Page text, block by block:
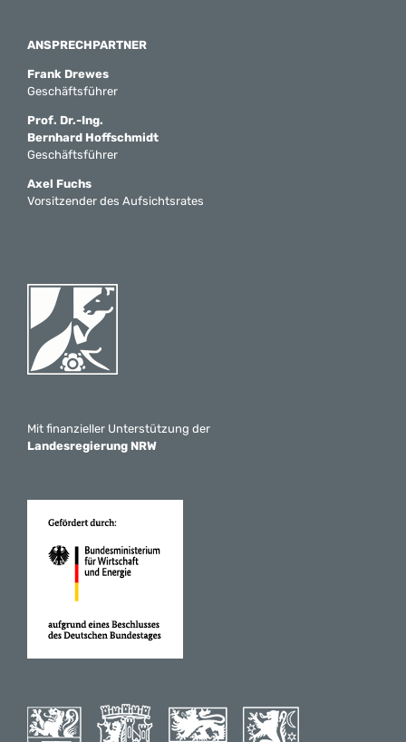
ANSPRECHPARTNER
Frank Drewes
Geschäftsführer
Prof. Dr.-Ing.
Bernhard Hoffschmidt
Geschäftsführer
Axel Fuchs
Vorsitzender des Aufsichtsrates
Mit finanzieller Unterstützung der
Landesregierung NRW